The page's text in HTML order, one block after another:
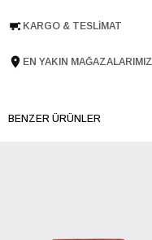
Ürün Cinsi
Cüzdan
KARGO & TESLIMAT
EN YAKIN MAĞAZALARIMIZ
BENZER ÜRÜNLER